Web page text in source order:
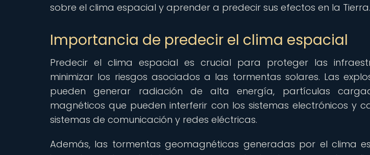
sobre el clima espacial y aprender a predecir sus efectos en la Tierra.
Importancia de predecir el clima espacial
Predecir el clima espacial es crucial para proteger las
minimizar los riesgos asociados a las tormentas solares. Las
pueden generar radiación de alta energía, partículas
magnéticos que pueden interferir con los sistemas electrónicos y
sistemas de comunicación y redes eléctricas.
Además, las tormentas geomagnéticas generadas por el clima